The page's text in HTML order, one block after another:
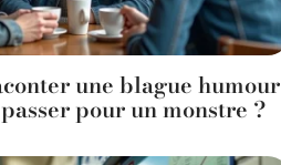
une blague humour
pour un monstre ?